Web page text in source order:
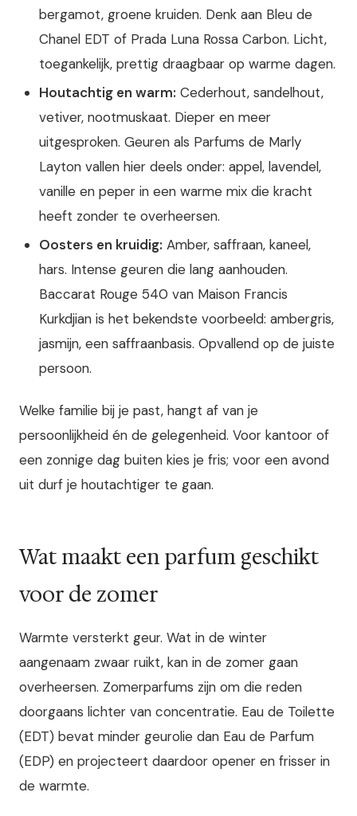
bergamot, groene kruiden. Denk aan Bleu de
Chanel EDT of Prada Luna Rossa Carbon. Licht,
toegankelijk, prettig draagbaar op warme dagen.
Houtachtig en warm: Cederhout, sandelhout,
vetiver, nootmuskaat. Dieper en meer
uitgesproken. Geuren als Parfums de Marly
Layton vallen hier deels onder: appel, lavendel,
vanille en peper in een warme mix die kracht
heeft zonder te overheersen.
Oosters en kruidig: Amber, saffraan, kaneel,
hars. Intense geuren die lang aanhouden.
Baccarat Rouge 540 van Maison Francis
Kurkdjian is het bekendste voorbeeld: ambergris,
jasmijn, een saffraanbasis. Opvallend op de juiste
persoon.
Welke familie bij je past, hangt af van je
persoonlijkheid én de gelegenheid. Voor kantoor of
een zonnige dag buiten kies je fris; voor een avond
uit durf je houtachtiger te gaan.
Wat maakt een parfum geschikt
voor de zomer
Warmte versterkt geur. Wat in de winter
aangenaam zwaar ruikt, kan in de zomer gaan
overheersen. Zomerparfums zijn om die reden
doorgaans lichter van concentratie. Eau de Toilette
(EDT) bevat minder geurolie dan Eau de Parfum
(EDP) en projecteert daardoor opener en frisser in
de warmte.